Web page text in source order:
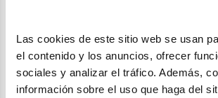
Las cookies de este sitio web se usan
el contenido y los anuncios, ofrecer
sociales y analizar el tráfico. Además,
información sobre el uso que haga del